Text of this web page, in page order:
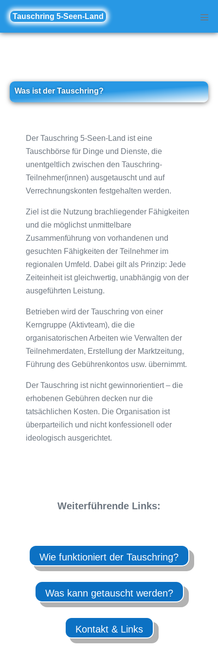
Zum
Inhalt
springen
Tauschring 5-Seen-Land
Was ist der Tauschring?
Der Tauschring 5-Seen-Land ist eine
Tauschbörse für Dinge und Dienste, die
unentgeltlich zwischen den Tauschring-
Teilnehmer(innen) ausgetauscht und auf
Verrechnungskonten festgehalten werden.
Ziel ist die Nutzung brachliegender Fähigkeiten
und die möglichst unmittelbare
Zusammenführung von vorhandenen und
gesuchten Fähigkeiten der Teilnehmer im
regionalen Umfeld. Dabei gilt als Prinzip: Jede
Zeiteinheit ist gleichwertig, unabhängig von der
ausgeführten Leistung.
Betrieben wird der Tauschring von einer
Kerngruppe (Aktivteam), die die
organisatorischen Arbeiten wie Verwalten der
Teilnehmerdaten, Erstellung der Marktzeitung,
Führung des Gebührenkontos usw. übernimmt.
Der Tauschring ist nicht gewinnorientiert – die
erhobenen Gebühren decken nur die
tatsächlichen Kosten. Die Organisation ist
überparteilich und nicht konfessionell oder
ideologisch ausgerichtet.
Weiterführende Links:
Wie funktioniert der Tauschring?
Was kann getauscht werden?
Kontakt & Links